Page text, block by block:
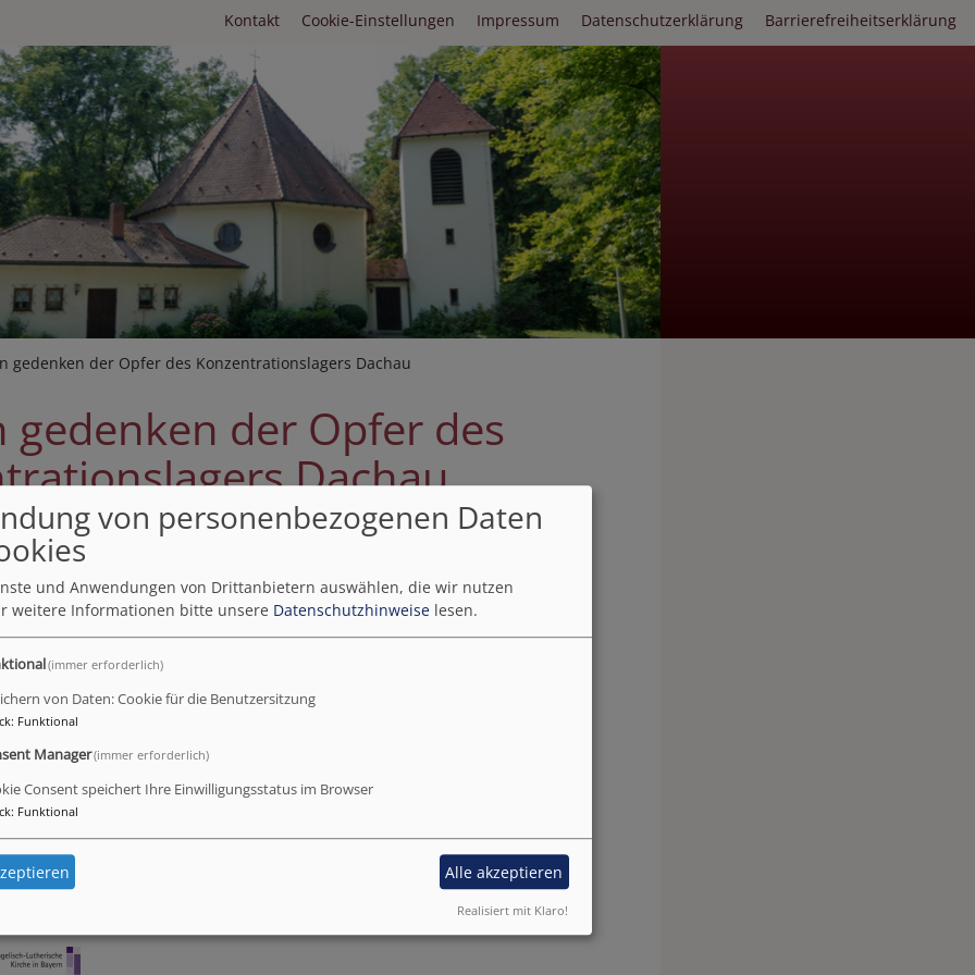
Fußbereichsmenü
Kontakt Cookie-Einstellungen Impressum Datenschutzerklärung Barrierefreiheitserklärung
gedenken der Opfer des Konzentrationslagers Dachau
gedenken der Opfer des
Dachau
zur ökumenischen Videoandacht
der Befreiung und
Opfer im
Dachau
April 2020 um 17 Uhr
von personenbezogenen Daten
und Anwendungen von Drittanbietern auswählen, die wir nutzen
weitere Informationen bitte unsere Datenschutzhinweise lesen.
(immer erforderlich)
von Daten: Cookie für die Benutzersitzung
: Funktional
Manager(immer erforderlich)
Consent speichert Ihre Einwilligungsstatus im Browser
: Funktional
Alle akzeptieren
Realisiert mit Klaro!